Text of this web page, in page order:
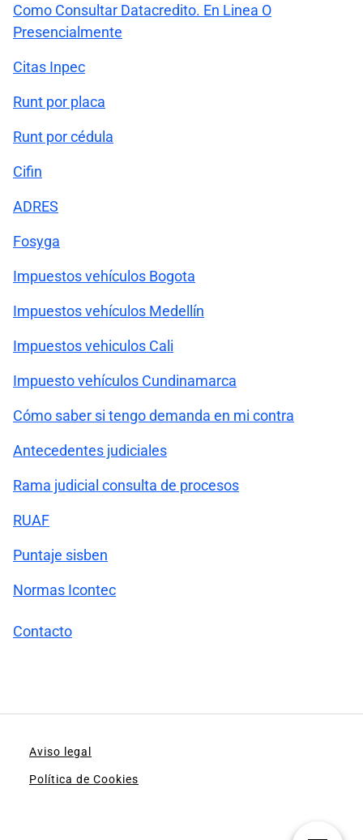
Como Consultar Datacredito. En Linea O
Presencialmente
Citas Inpec
Runt por placa
Runt por cédula
Cifin
ADRES
Fosyga
Impuestos vehículos Bogota
Impuestos vehículos Medellín
Impuestos vehiculos Cali
Impuesto vehículos Cundinamarca
Cómo saber si tengo demanda en mi contra
Antecedentes judiciales
Rama judicial consulta de procesos
RUAF
Puntaje sisben
Normas Icontec
Contacto
Aviso legal
Política de Cookies